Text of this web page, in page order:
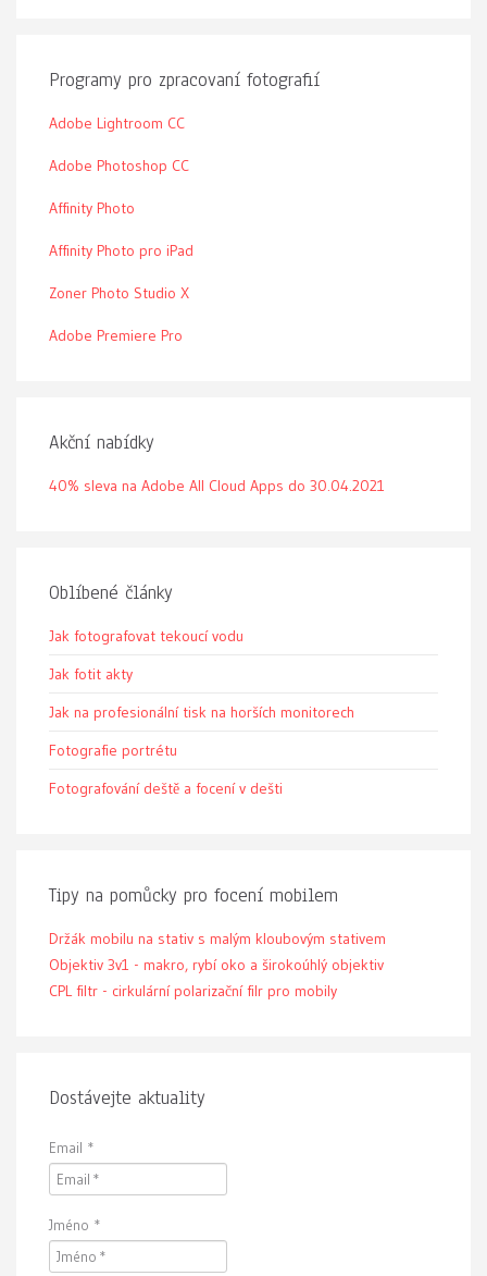
Programy pro zpracovaní fotografií
Adobe Lightroom CC
Adobe Photoshop CC
Affinity Photo
Affinity Photo pro iPad
Zoner Photo Studio X
Adobe Premiere Pro
Akční nabídky
40% sleva na Adobe All Cloud Apps do 30.04.2021
Oblíbené články
Jak fotografovat tekoucí vodu
Jak fotit akty
Jak na profesionální tisk na horších monitorech
Fotografie portrétu
Fotografování deště a focení v dešti
Tipy na pomůcky pro focení mobilem
Držák mobilu na stativ s malým kloubovým stativem
Objektiv 3v1 - makro, rybí oko a širokoúhlý objektiv
CPL filtr - cirkulární polarizační filr pro mobily
Dostávejte aktuality
Email *
Jméno *